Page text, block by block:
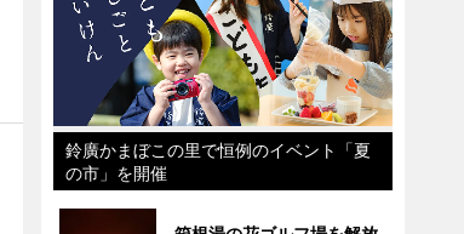
鈴廣かまぼこの里で恒例のイベント「夏
の市」を開催